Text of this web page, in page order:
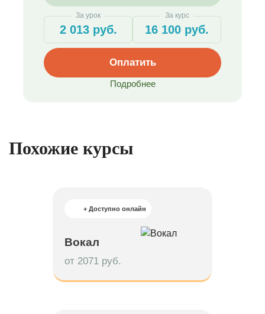
За урок
2 013 руб.
За курс
16 100 руб.
Оплатить
Подробнее
Похожие курсы
+ Доступно онлайн
Вокал
от 2071 руб.